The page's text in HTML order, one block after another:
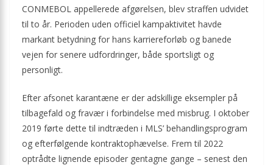
CONMEBOL appellerede afgørelsen, blev straffen udvidet
til to år. Perioden uden officiel kampaktivitet havde
markant betydning for hans karriereforløb og banede
vejen for senere udfordringer, både sportsligt og
personligt.
Efter afsonet karantæne er der adskillige eksempler på
tilbagefald og fravær i forbindelse med misbrug. I oktober
2019 førte dette til indtræden i MLS’ behandlingsprogram
og efterfølgende kontraktophævelse. Frem til 2022
optrådte lignende episoder gentagne gange – senest den